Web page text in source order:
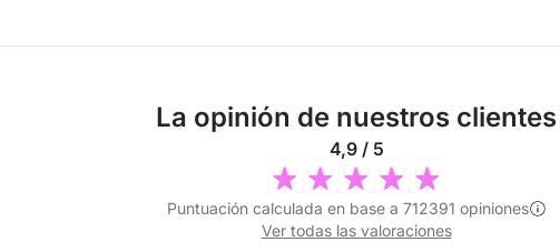
La opinión de nuestros clientes
4,9 / 5
Puntuación calculada en base a 712391 opiniones
Ver todas las valoraciones